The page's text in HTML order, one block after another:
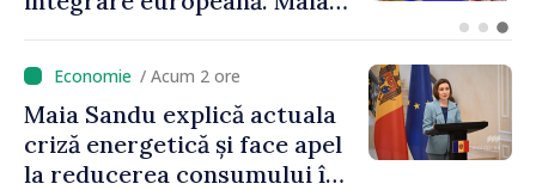
niciun stat”
/ Acum 2 ore
Maia Sandu explică actuala
criză energetică și face apel
la reducerea consumului în